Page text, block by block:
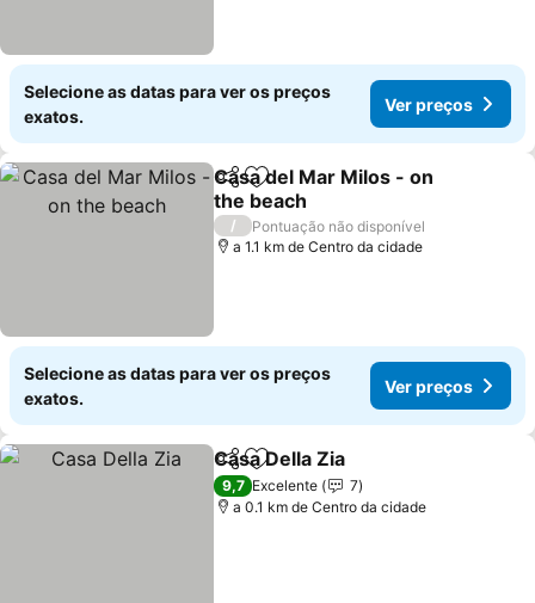
Selecione as datas para ver os preços
exatos.
Ver preços
PartilharAdicionar aos favoritos
Casa del Mar Milos - on
the beach
/
Pontuação não disponível
a 1.1 km de Centro da cidade
Selecione as datas para ver os preços
exatos.
Ver preços
PartilharAdicionar aos favoritos
Casa Della Zia
9,7 Excelente
7
a 0.1 km de Centro da cidade